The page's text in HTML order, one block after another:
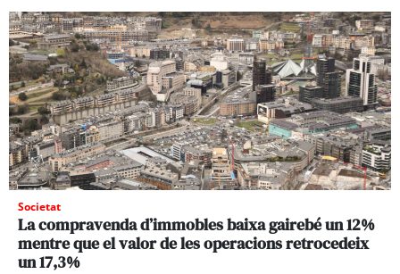
Societat
La compravenda d’immobles baixa gairebé un 12%
mentre que el valor de les operacions retrocedeix
un 17,3%